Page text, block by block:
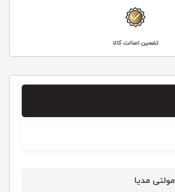
تضمین اصالت کالا
مولتی مدیا